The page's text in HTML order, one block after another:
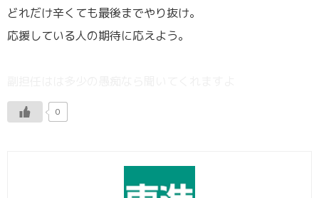
どれだけ辛くても最後までやり抜け。
応援している人の期待に応えよう。
0